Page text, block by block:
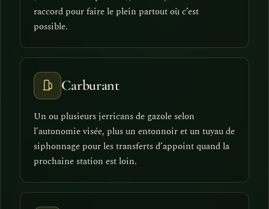
raccord pour faire le plein partout où c’est
possible.
Carburant
Un ou plusieurs jerricans de gazole selon
l’autonomie visée, plus un entonnoir et un tuyau de
siphonnage pour les transferts d’appoint quand la
prochaine station est loin.